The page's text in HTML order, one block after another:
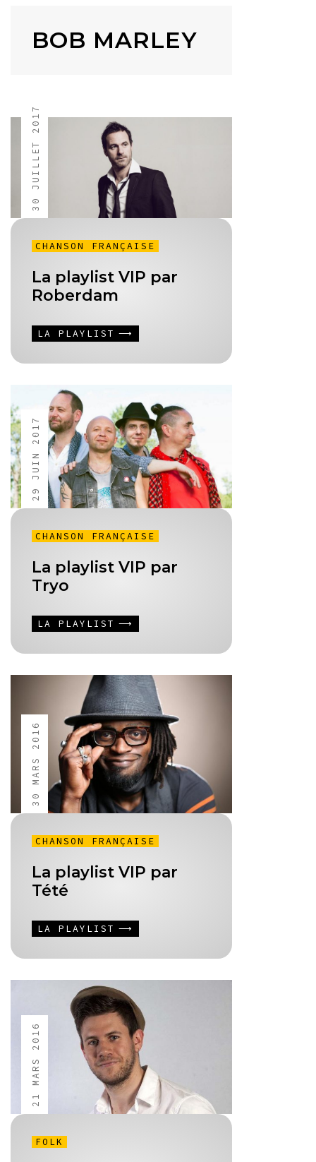
BOB MARLEY
30 JUILLET 2017
CHANSON FRANÇAISE
La playlist VIP par
Roberdam
LA PLAYLIST
29 JUIN 2017
CHANSON FRANÇAISE
La playlist VIP par
Tryo
LA PLAYLIST
30 MARS 2016
CHANSON FRANÇAISE
La playlist VIP par
Tété
LA PLAYLIST
21 MARS 2016
FOLK